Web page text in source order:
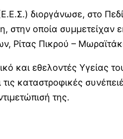
διοργάνωσε, στο
στην οποία συμμετείχαν
Ρίτας Πικρού –
και εθελοντές Υγείας
καταστροφικές
της.